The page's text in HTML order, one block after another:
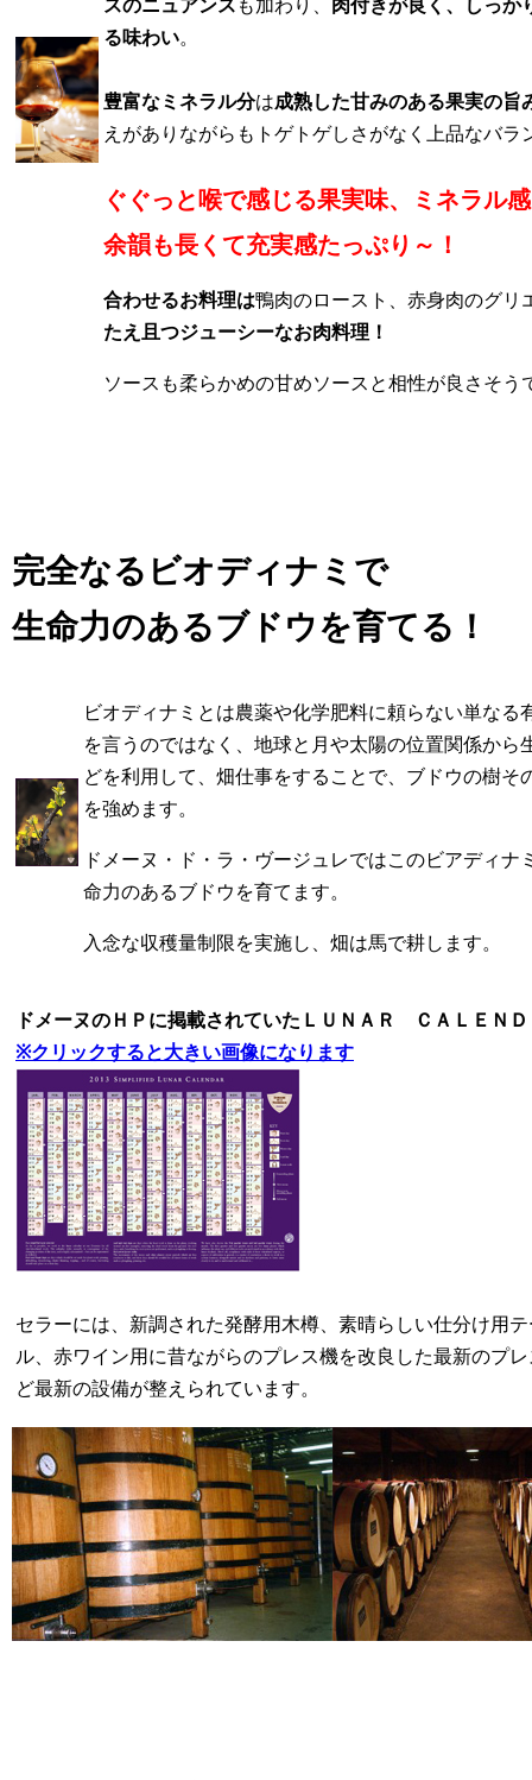
スのニュアンス も加わり、
肉付きが良く、しっか
る味わい。
豊富なミネラル分は成熟した甘みのある果実の旨
えがありながらもトゲトゲしさがなく上品なバラ
ぐぐっと喉で感じる果実味、ミネラル
余韻も長くて充実感たっぷり～！
合わせるお料理は鴨肉のロースト、赤身肉のグリ
たえ且つジューシーなお肉料理！
ソースも柔らかめの甘めソースと相性が良さそう
完全なるビオディナミで
生命力のあるブドウを育てる！
ビオディナミとは農薬や化学肥料に頼らない単なる
を言うのではなく、地球と月や太陽の位置関係から
どを利用して、畑仕事をすることで、ブドウの樹そ
を強めます。
ドメーヌ・ド・ラ・ヴージュレではこのビアディナ
命力のあるブドウを育てます。
入念な収穫量制限を実施し、畑は馬で耕します。
ドメーヌのＨＰに掲載されていたＬＵＮＡＲ ＣＡＬＥＮＤ
※クリックすると大きい画像になります
セラーには、新調された発酵用木樽、素晴らしい仕分け用
ル、赤ワイン用に昔ながらのプレス機を改良した最新のプ
ど最新の設備が整えられています。